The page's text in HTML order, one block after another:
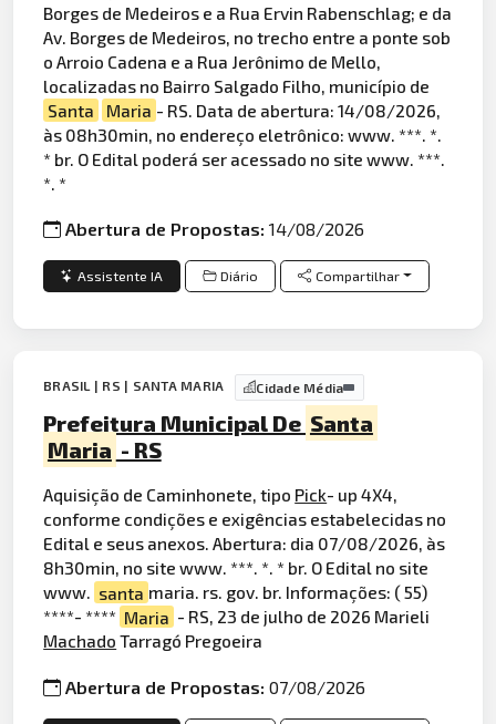
Borges de Medeiros e a Rua Ervin Rabenschlag; e da
Av. Borges de Medeiros, no trecho entre a ponte sob
o Arroio Cadena e a Rua Jerônimo de Mello,
localizadas no Bairro Salgado Filho, município de
Santa
Maria - RS. Data de abertura: 14/08/2026,
às 08h30min, no endereço eletrônico: www. ***. *.
* br. O Edital poderá ser acessado no site www. ***.
*. *
Abertura de Propostas:14/08/2026
Assistente IA Diário Compartilhar
BRASIL | RS | SANTA MARIA Cidade Média
Prefeitura Municipal De Santa
Maria - RS
Aquisição de Caminhonete, tipo Pick- up 4X4,
conforme condições e exigências estabelecidas no
Edital e seus anexos. Abertura: dia 07/08/2026, às
8h30min, no site www. ***. *. * br. O Edital no site
www. santa maria. rs. gov. br. Informações: ( 55)
****- **** Maria - RS, 23 de julho de 2026 Marieli
Machado Tarragó Pregoeira
Abertura de Propostas:07/08/2026